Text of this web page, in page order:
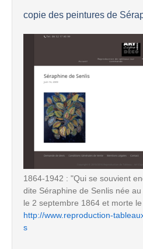
copie des peintures de
1864-1942 : "Qui se souvient
dite Séraphine de Senlis née
le 2 septembre 1864 et morte le
http://www.reproduction-
s